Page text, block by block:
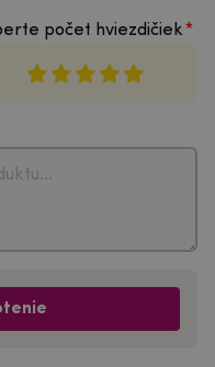
počet hviezdičiek